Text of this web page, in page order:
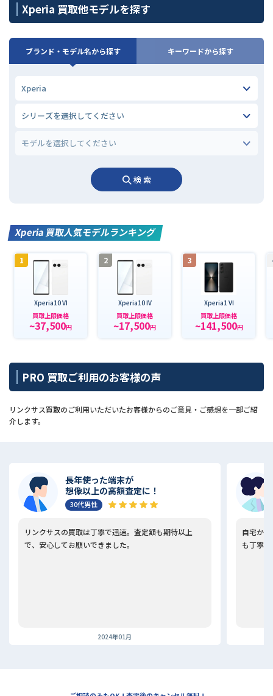
Xperia 買取他モデルを探す
ブランド・モデル名から探す キーワードから探す
検 索
Xperia 買取人気モデルランキング
1
Xperia10 VI
買取上限価格
~37,500円
2
Xperia10 IV
買取上限価格
~17,500円
3
Xperia1 VI
買取上限価格
~141,500円
PRO 買取ご利用のお客様の声
リンクサス買取のご利用いただいたお客様からのご意見・ご感想を一部ご紹
介します。
長年使った端末が
想像以上の高額査定に！
30代男性
リンクサスの買取は丁寧で迅速。査定額も期待以上
で、安心してお願いできました。
2024年01月
自宅か
も丁寧